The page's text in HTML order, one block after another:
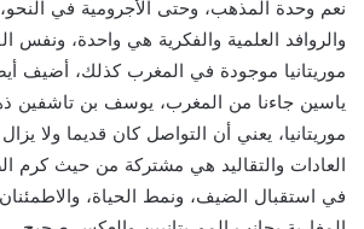
نعم وحدة المذهب، وحتى الأجرومية في
والروافد العلمية والفكرية هي واحدة، ونفس
موريتانيا موجودة في المغرب كذلك، أضيف
ياسين جاءنا من المغرب، يوسف بن تاشفين
موريتانيا، يعني أن التواصل كان قديما ولا
العادات والتقاليد هي مشتركة من حيث كرم
في استقبال الضيف، ونمط الحياة،